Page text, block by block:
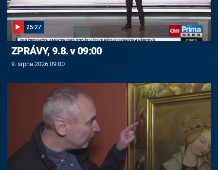
25:27
ZPRÁVY, 9.8. v 09:00
9. srpna 2026 09:00